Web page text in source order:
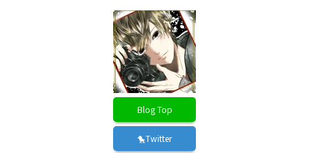
Blog Top
🐤Twitter